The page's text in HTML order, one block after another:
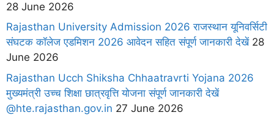
28 June 2026
Rajasthan University Admission 2026 राजस्थान यूनिवर्सिटी
संघटक कॉलेज एडमिशन 2026 आवेदन सहित संपूर्ण जानकारी देखें28
June 2026
Rajasthan Ucch Shiksha Chhaatravrti Yojana 2026
मुख्यमंत्री उच्च शिक्षा छात्रवृत्ति योजना संपूर्ण जानकारी देखें
@hte.rajasthan.gov.in 27 June 2026